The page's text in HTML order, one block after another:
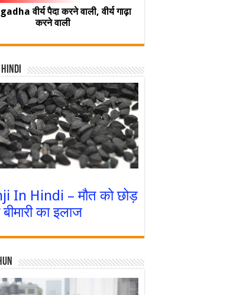
वीर्य पैदा करने वाली, वीर्य गाढ़ा
करने वाली
In Hindi – मौत को छोड़
का इलाज